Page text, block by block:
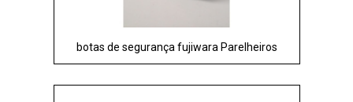
botas de segurança fujiwara Parelheiros